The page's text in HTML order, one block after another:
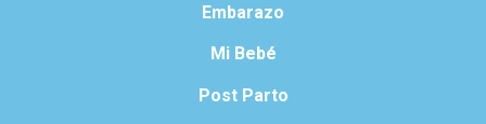
Embarazo
Mi Bebé
Post Parto